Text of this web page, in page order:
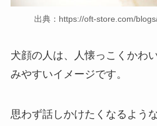
出典：https://oft-store.com/
犬顔の人は、人懐っこくかわ
みやすいイメージです。
思わず話しかけたくなるよう